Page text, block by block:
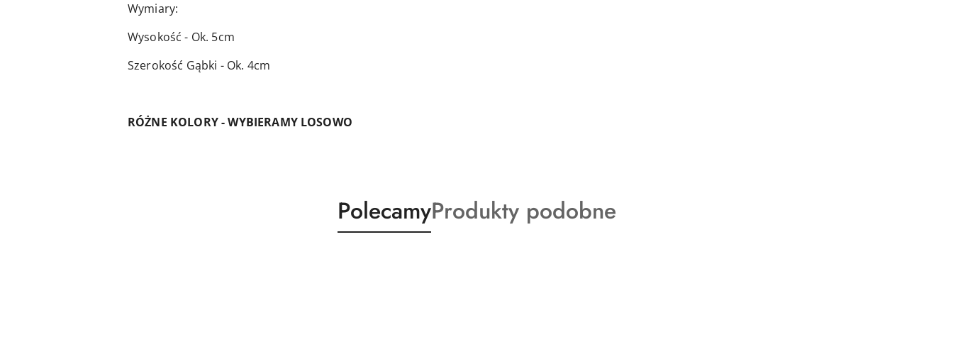
Wymiary:
Wysokość - Ok. 5cm
Szerokość Gąbki - Ok. 4cm
RÓŻNE KOLORY - WYBIERAMY LOSOWO
Produkty
o
PolecamyProdukty
o
Produkty podobne